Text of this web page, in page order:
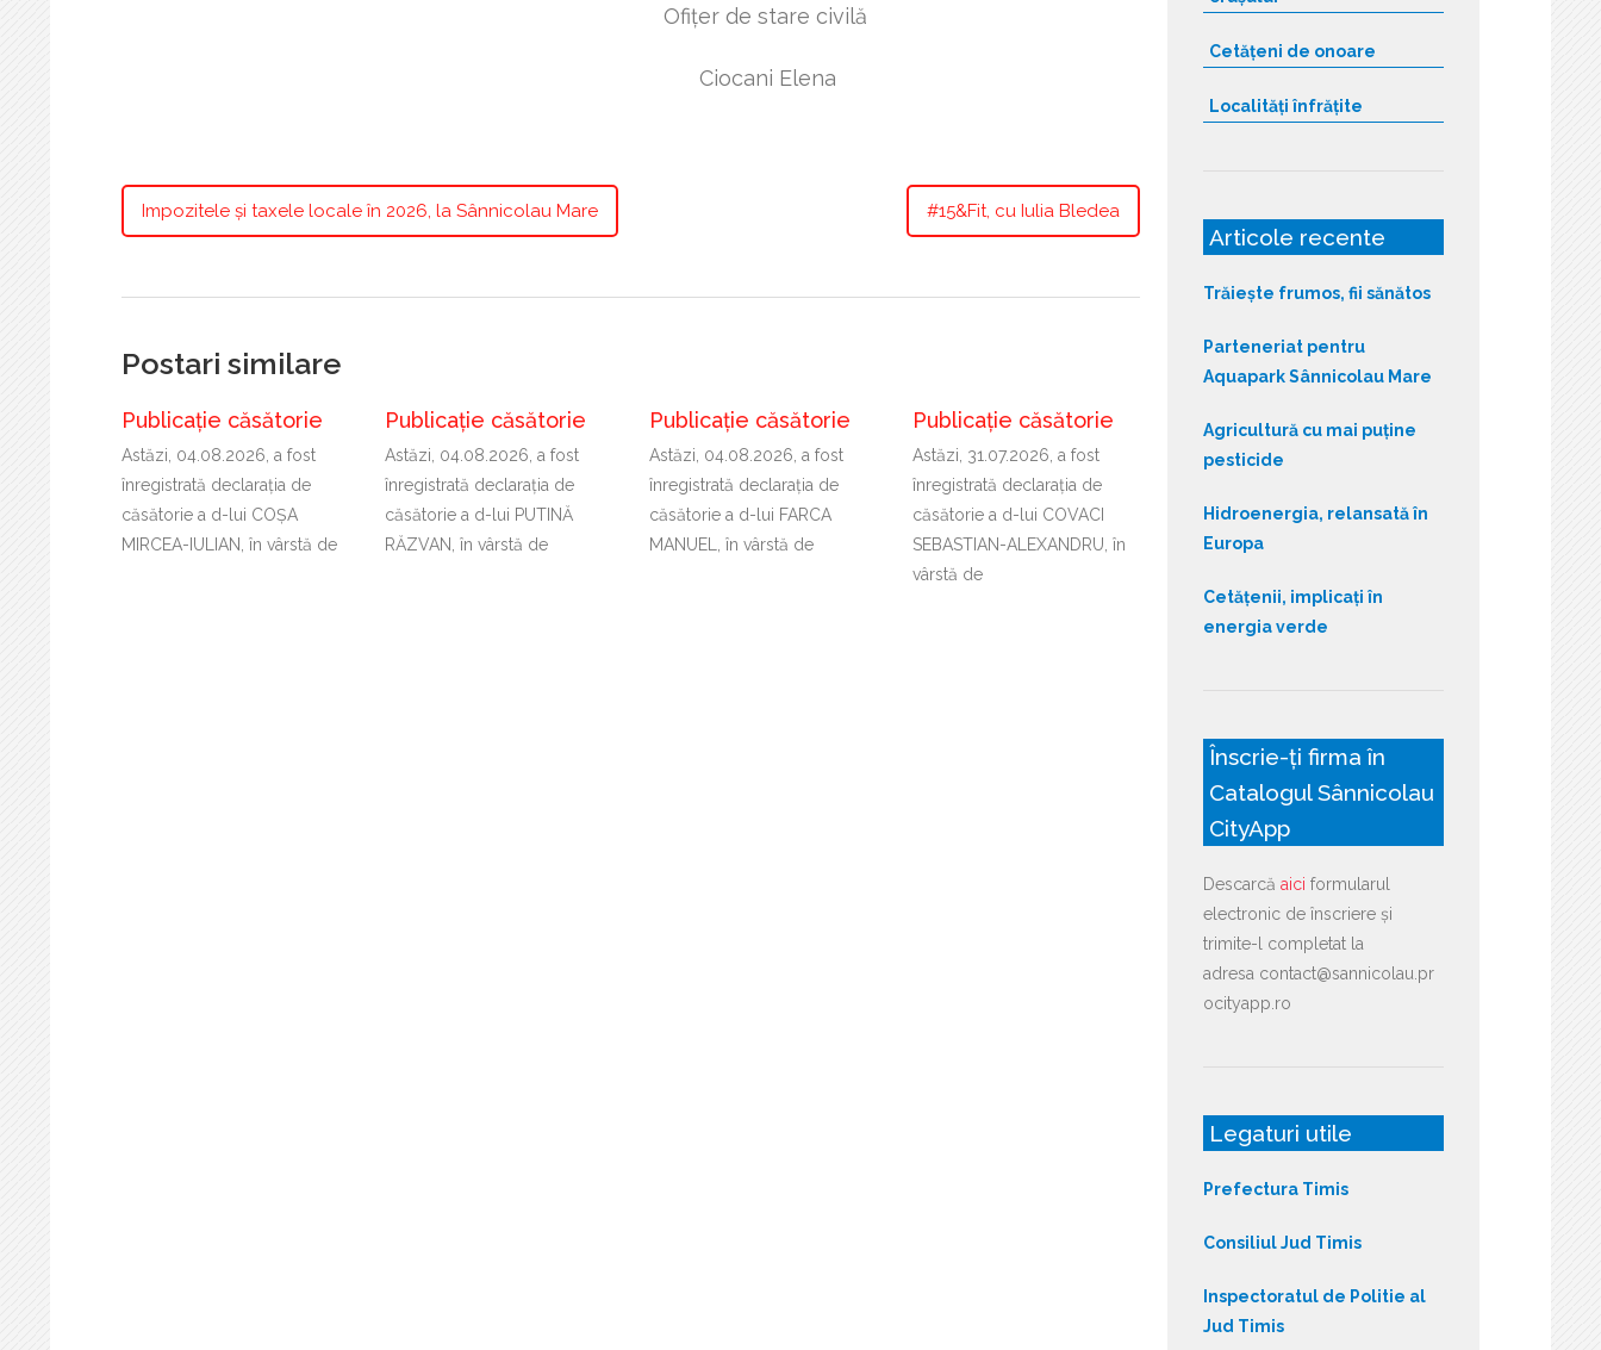
Ofiţer de stare civilă
Ciocani Elena
Impozitele și taxele locale în 2026, la Sânnicolau Mare #15&Fit, cu Iulia Bledea
Postari similare
Publicație căsătorie
Astăzi, 04.08.2026, a fost
înregistrată declaraţia de
căsătorie a d-lui COȘA
MIRCEA-IULIAN, în vârstă de
Publicație căsătorie
Astăzi, 04.08.2026, a fost
înregistrată declaraţia de
căsătorie a d-lui PUTINĂ
RĂZVAN, în vârstă de
Publicație căsătorie
Astăzi, 04.08.2026, a fost
înregistrată declaraţia de
căsătorie a d-lui FARCA
MANUEL, în vârstă de
Publicație căsătorie
Astăzi, 31.07.2026, a fost
înregistrată declaraţia de
căsătorie a d-lui COVACI
SEBASTIAN-ALEXANDRU, în
vârstă de
Cetățeni de onoare
Localități înfrățite
Articole recente
Trăiește frumos, fii sănătos
Parteneriat pentru
Aquapark Sânnicolau Mare
Agricultură cu mai puține
pesticide
Hidroenergia, relansată în
Europa
Cetățenii, implicați în
energia verde
Înscrie-ți firma în
Catalogul Sânnicolau
CityApp
Descarcă aici formularul
electronic de înscriere și
trimite-l completat la
adresa contact@sannicolau.pr
ocityapp.ro
Legaturi utile
Prefectura Timis
Consiliul Jud Timis
Inspectoratul de Politie al
Jud Timis